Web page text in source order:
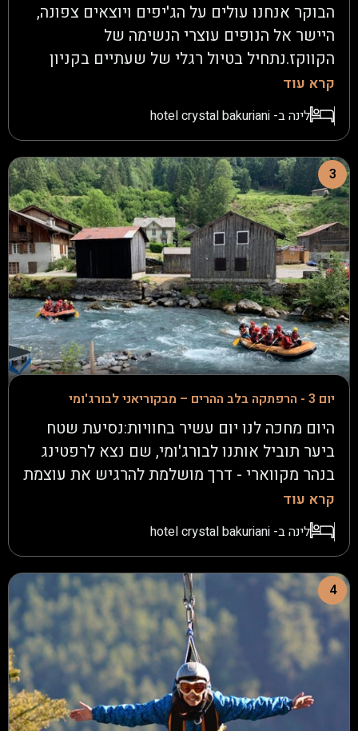
הבוקר אנחנו עולים על הג'יפים ויוצאים צפונה,
היישר אל הנופים עוצרי הנשימה של
הקווקז.נתחיל בטיול רגלי של שעתיים בקניון
"דאשבשי", שם גשרי זכוכית תלויים מעל
תהומות עמוקים ונחלים זורמים
למרגלותינו.נמשיך אל אגם צאלקה, פנינת טבע
בגובה 1350 מטר מעל פני הים, נתענג על ארוחת
צהריים במסעדה מקומית.בהמשך הדרך, נחצה
כפרים ציוריים ונעצור ליד אגם טאבצקורי (2020
מטר), אגם אלפיני מרהיב שמוקף בהרים
דרמטיים.נחצה את מעבר צחרצקרו (2360 מטר)
ונרגיש את האוויר הצלול של ההרים לפני שנרד
לבקוריאני - עיירת הסקי המפורסמת של
גאורגיה.
קרא עוד
לינה ב- hotel crystal bakuriani
3
יום 3 - הרפתקה בלב ההרים – מבקוריאני לבורג'ומי
היום מחכה לנו יום עשיר בחוויות:נסיעת שטח
ביער תוביל אותנו לבורג'ומי, שם נצא לרפטינג
בנהר מקווארי - דרך מושלמת להרגיש את עוצמת
המים.נאכל ארוחת צהריים במסעדה בעיירה.נצא
לטיול רגלי ביער קסום לצד נחל זורם- זהו
הפארק ההיסטורי של בורג'ומי - וכמיטב המסורת
הישראלית, נכין קפה ונאכל אבטיח לצד
הנחל.נחזור לבקוריאני ונעלה ברכבל לפסגת
ההרים בגובה 3,030 מטרים - לתצפית פנורמית
מרהיבה על הפסגות המושלגות. שם מחכה לנו
פעילות כיפית במיוחד הטובוגן - מזחלת מהירה
במורד ההר. לילה שני במלון Crystal - הבריכה,
הסאונה והג'קוזי והספא מחכים לכם.
קרא עוד
לינה ב- hotel crystal bakuriani
4